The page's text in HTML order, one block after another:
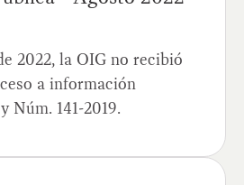
2022, la OIG no recibió
a información
Núm. 141-2019.